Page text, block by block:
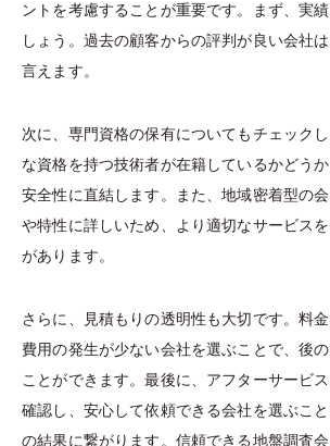
ントを考慮することが重要です。まず、実
しょう。過去の顧客からの評判が良い会社
言えます。
次に、専門資格の保有についてもチェック
な資格を持つ技術者が在籍しているかどう
安全性に直結します。また、地域密着型の
や特性に詳しいため、より適切なサービス
があります。
さらに、見積もりの透明性も大切です。料
費用の発生が少ない会社を選ぶことで、後
ことができます。最後に、アフターサービ
確認し、安心して依頼できる会社を選ぶこ
の結果に繋がります。信頼できる地盤調査